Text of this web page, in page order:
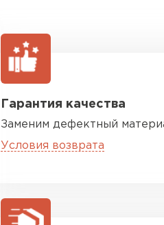
Гарантия качества
Заменим дефектный
Условия возврата